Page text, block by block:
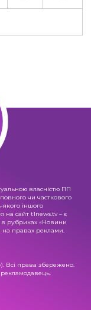
власністю ПП
чи часткового
якого іншого
на сайт t1news.tv – є
в рубриках «Новини
на правах реклами.
Всі права збережено.
рекламодавець.